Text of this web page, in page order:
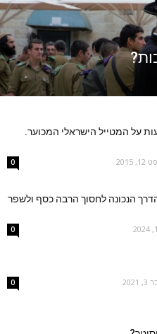
על המטייל הישראלי המכוער.
2015
0
הנכונה לחסוך הרבה כסף ולשפר
0
0